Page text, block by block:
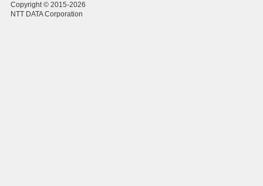
Copyright © 2015-2026
NTT DATA Corporation